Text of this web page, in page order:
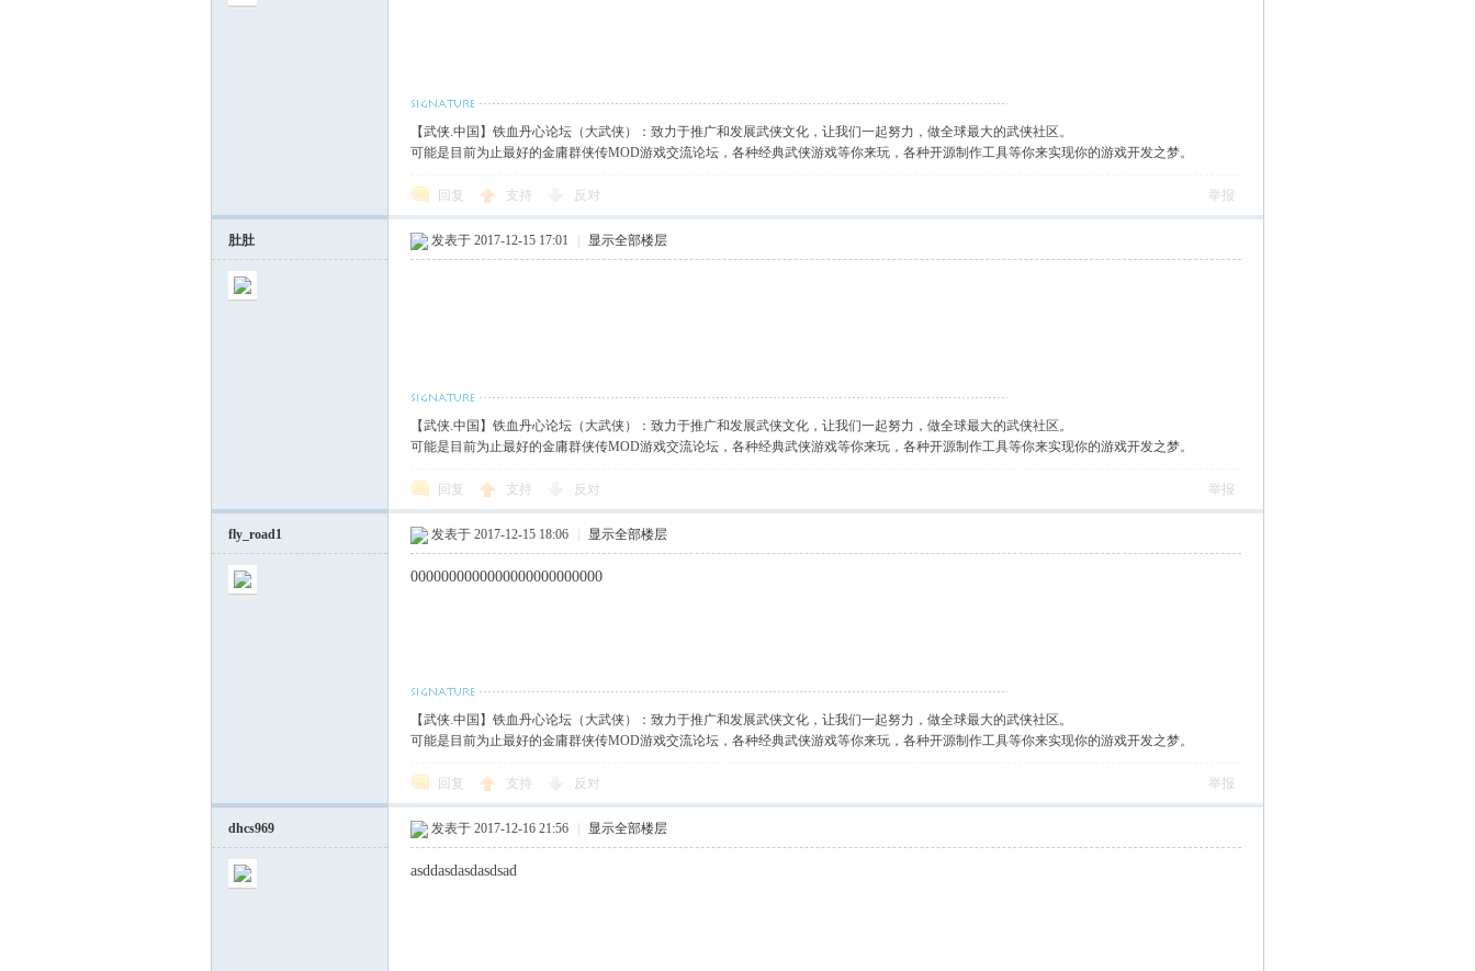
【武侠.中国】铁血丹心论坛（大武侠）：致力于推广和发展武侠文化，让我们一起努力，做全球最大的武侠社区。
可能是目前为止最好的金庸群侠传MOD游戏交流论坛，各种经典武侠游戏等你来玩，各种开源制作工具等你来实现你的游戏开发之梦。
回复 支持 反对 举报
肚肚 发表于 2017-12-15 17:01 显示全部楼层
【武侠.中国】铁血丹心论坛（大武侠）：致力于推广和发展武侠文化，让我们一起努力，做全球最大的武侠社区。
可能是目前为止最好的金庸群侠传MOD游戏交流论坛，各种经典武侠游戏等你来玩，各种开源制作工具等你来实现你的游戏开发之梦。
回复 支持 反对 举报
fly_road1 发表于 2017-12-15 18:06 显示全部楼层
0000000000000000000000000
【武侠.中国】铁血丹心论坛（大武侠）：致力于推广和发展武侠文化，让我们一起努力，做全球最大的武侠社区。
可能是目前为止最好的金庸群侠传MOD游戏交流论坛，各种经典武侠游戏等你来玩，各种开源制作工具等你来实现你的游戏开发之梦。
回复 支持 反对 举报
dhcs969 发表于 2017-12-16 21:56 显示全部楼层
asddasdasdasdsad